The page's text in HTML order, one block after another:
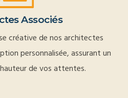
Associés
créative de nos architectes
personnalisée, assurant un
de vos attentes.